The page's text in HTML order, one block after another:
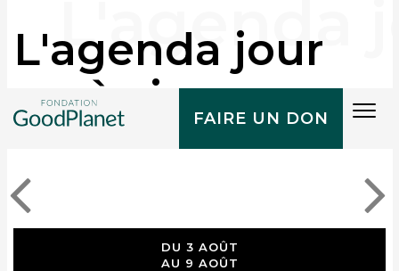
FAIRE UN DON
L'agenda jour
après jour
DU 3 AOÛT
AU 9 AOÛT